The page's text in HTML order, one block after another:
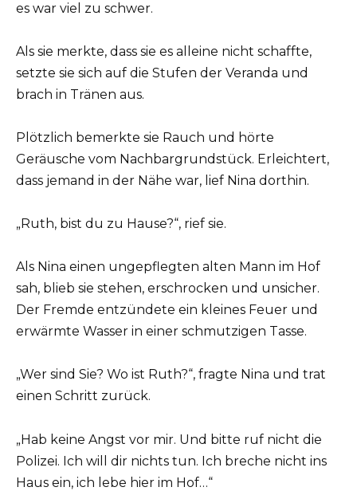
es war viel zu schwer.
Als sie merkte, dass sie es alleine nicht schaffte,
setzte sie sich auf die Stufen der Veranda und
brach in Tränen aus.
Plötzlich bemerkte sie Rauch und hörte
Geräusche vom Nachbargrundstück. Erleichtert,
dass jemand in der Nähe war, lief Nina dorthin.
„Ruth, bist du zu Hause?“, rief sie.
Als Nina einen ungepflegten alten Mann im Hof
sah, blieb sie stehen, erschrocken und unsicher.
Der Fremde entzündete ein kleines Feuer und
erwärmte Wasser in einer schmutzigen Tasse.
„Wer sind Sie? Wo ist Ruth?“, fragte Nina und trat
einen Schritt zurück.
„Hab keine Angst vor mir. Und bitte ruf nicht die
Polizei. Ich will dir nichts tun. Ich breche nicht ins
Haus ein, ich lebe hier im Hof…“